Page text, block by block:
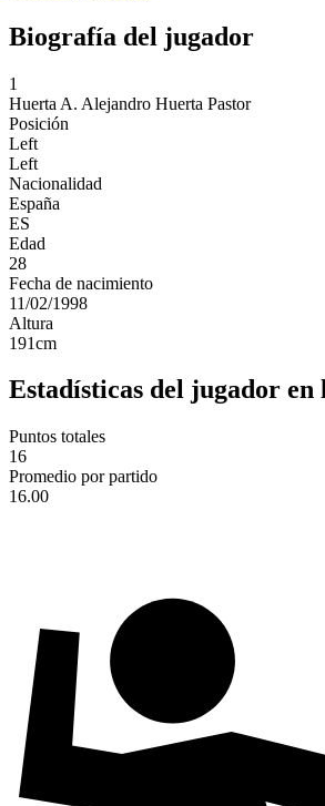
Biografía del jugador
1
Huerta A. Alejandro Huerta Pastor
Posición
Left
Left
Nacionalidad
España
ES
Edad
28
Fecha de nacimiento
11/02/1998
Altura
191cm
Estadísticas del jugador en
Puntos totales
16
Promedio por partido
16.00